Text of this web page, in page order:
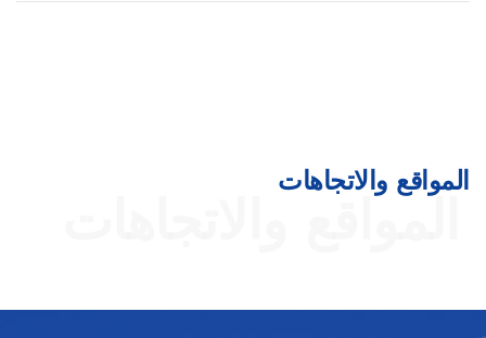
المواقع والاتجاهات
المواقع والاتجاهات